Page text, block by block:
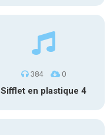
384 0
Sifflet en plastique 4